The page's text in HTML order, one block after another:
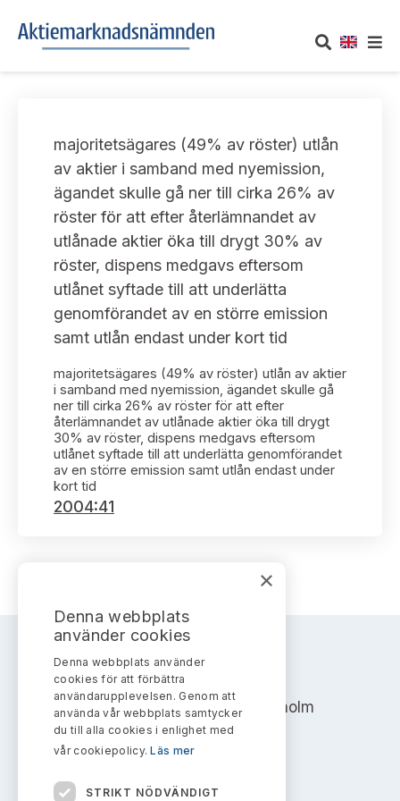
Om oss
Vårt uppdrag
Informationsgivning
Arbetssätt och jävsfrågor
Stadgar
Arbetsordning
Ledamöter
Huvudmän
Verksamhetsberättelser
UTTALANDEN
Om nämndens uttalanden
Framställningar och konsultation
Uttalanden sorterade efter publiceringsdatum
Samtliga uttalanden sorterade årsvis
Uttalanden sorterade ämnesvis
Sök uttalanden
Avgifter
TAKEOVER-REGLER
Takeover-regler för reglerade marknader och vissa
handelsplattformar
AKTUELLT
Nyheter och pressmeddelanden
Bildarkiv
KONTAKT
Kontakt angående ansökningar och uttalanden
Kontakt administrativa ärenden
majoritetsägares (49% av röster) utlån
av aktier i samband med nyemission,
ägandet skulle gå ner till cirka 26% av
röster för att efter återlämnandet av
utlånade aktier öka till drygt 30% av
röster, dispens medgavs eftersom
utlånet syftade till att underlätta
genomförandet av en större emission
samt utlån endast under kort tid
majoritetsägares (49% av röster) utlån av aktier
i samband med nyemission, ägandet skulle gå
ner till cirka 26% av röster för att efter
återlämnandet av utlånade aktier öka till drygt
30% av röster, dispens medgavs eftersom
utlånet syftade till att underlätta genomförandet
av en större emission samt utlån endast under
kort tid
2004:41
AKTIEMARKNADSNÄMNDEN
Address: Box 7354, 103 90 Stockholm
info@aktiemarknadsnamnden.se
×
Denna webbplats
använder cookies
Denna webbplats använder
cookies för att förbättra
användarupplevelsen. Genom att
använda vår webbplats samtycker
du till alla cookies i enlighet med
vår cookiepolicy.Läs mer
STRIKT NÖDVÄNDIGT